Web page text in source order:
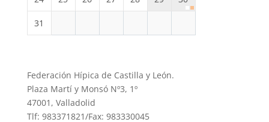
31
Federación Hípica de Castilla y León.
Plaza Martí y Monsó Nº3, 1º
47001, Valladolid
Tlf: 983371821/Fax: 983330045